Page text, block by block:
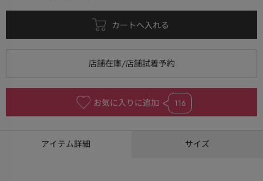
お気に入りに追加 116
アイテム詳細 サイズ